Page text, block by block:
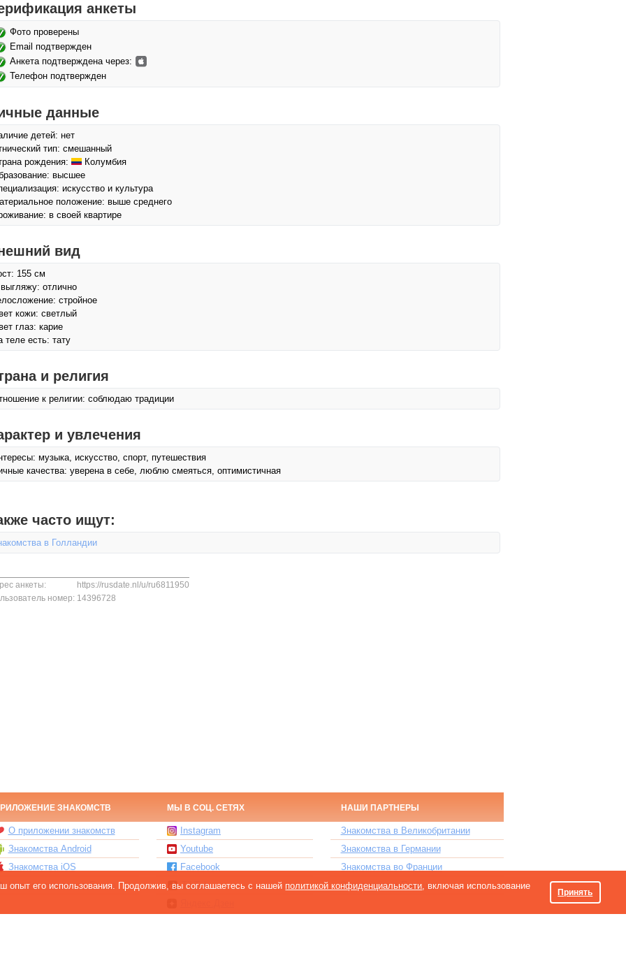
анкеты
Фото проверены
Email подтвержден
Анкета подтверждена через:
Телефон подтвержден
данные
детей: нет
тип: смешанный
рождения:
Колумбия
высшее
искусство и культура
положение: выше среднего
в своей квартире
вид
155 см
отлично
стройное
кожи: светлый
глаз: карие
теле есть: тату
и религия
к религии: соблюдаю традиции
и увлечения
музыка, искусcтво, спорт, путешествия
качества: уверена в себе, люблю смеяться, оптимистичная
часто ищут:
в Голландии
анкеты:
https://rusdate.nl/u/ru6811950
номер: 14396728
ЗНАКОМСТВ МЫ В СОЦ. СЕТЯХ НАШИ ПАРТНЕРЫ
О приложении знакомств
Знакомства Android
Знакомства iOS
Чат бот знакомств Елена
Instagram
Youtube
Facebook
TikTok
Знакомства в Великобритании
Знакомства в Германии
Знакомства во Франции
Знакомства в Польше
опыт его использования. Продолжив, вы соглашаетесь с нашей политикой конфиденциальности, включая использование
Принять